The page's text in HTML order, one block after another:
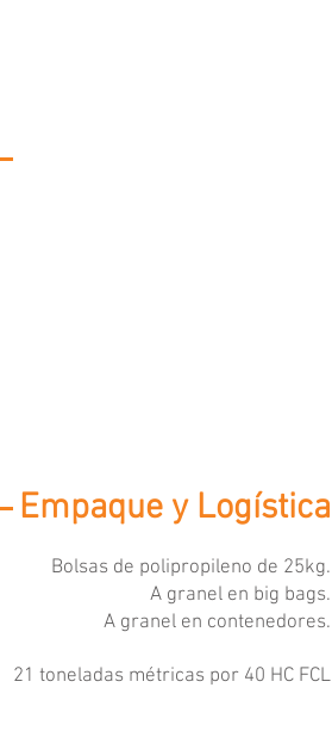
Empaque y Logística
Bolsas de polipropileno de 25kg.
A granel en big bags.
A granel en contenedores.
21 toneladas métricas por 40 HC FCL